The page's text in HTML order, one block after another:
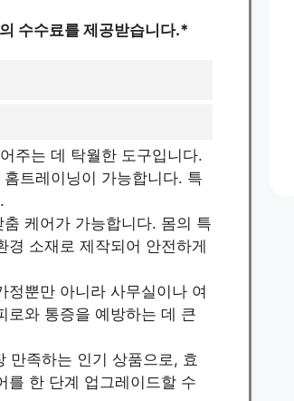
수수료를 제공받습니다.*
주는 데 탁월한 도구입니다.
트레이닝이 가능합니다. 특
케어가 가능합니다. 몸의 특
소재로 제작되어 안전하게
뿐만 아니라 사무실이나 여
로와 통증을 예방하는 데 큰
만족하는 인기 상품으로, 효
를 한 단계 업그레이드할 수